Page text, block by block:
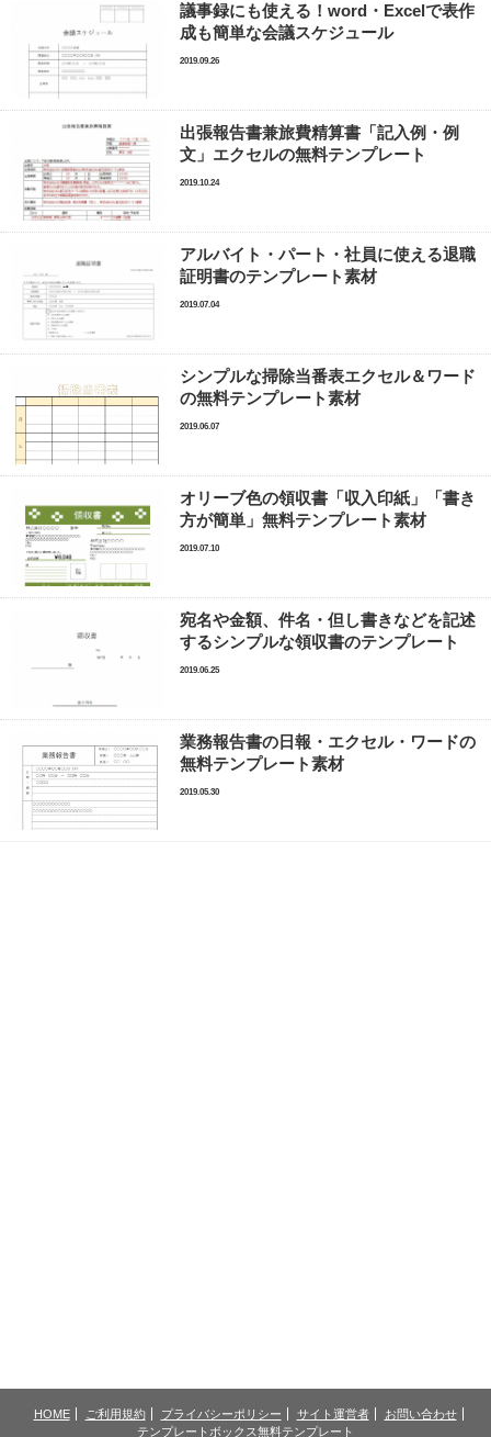
議事録にも使える！word・Excelで表作
成も簡単な会議スケジュール
2019.09.26
出張報告書兼旅費精算書「記入例・例
文」エクセルの無料テンプレート
2019.10.24
アルバイト・パート・社員に使える退職
証明書のテンプレート素材
2019.07.04
シンプルな掃除当番表エクセル＆ワード
の無料テンプレート素材
2019.06.07
オリーブ色の領収書「収入印紙」「書き
方が簡単」無料テンプレート素材
2019.07.10
宛名や金額、件名・但し書きなどを記述
するシンプルな領収書のテンプレート
2019.06.25
業務報告書の日報・エクセル・ワードの
無料テンプレート素材
2019.05.30
HOME ご利用規約 プライバシーポリシー サイト運営者
お問い合わせ
テンプレートボックス無料テンプレート